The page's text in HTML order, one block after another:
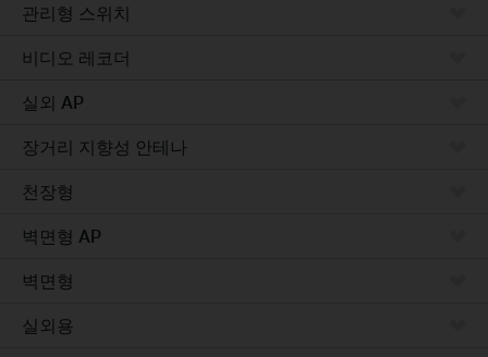
관리형 스위치
비디오 레코더
실외 AP
장거리 지향성 안테나
천장형
벽면형 AP
벽면형
실외용